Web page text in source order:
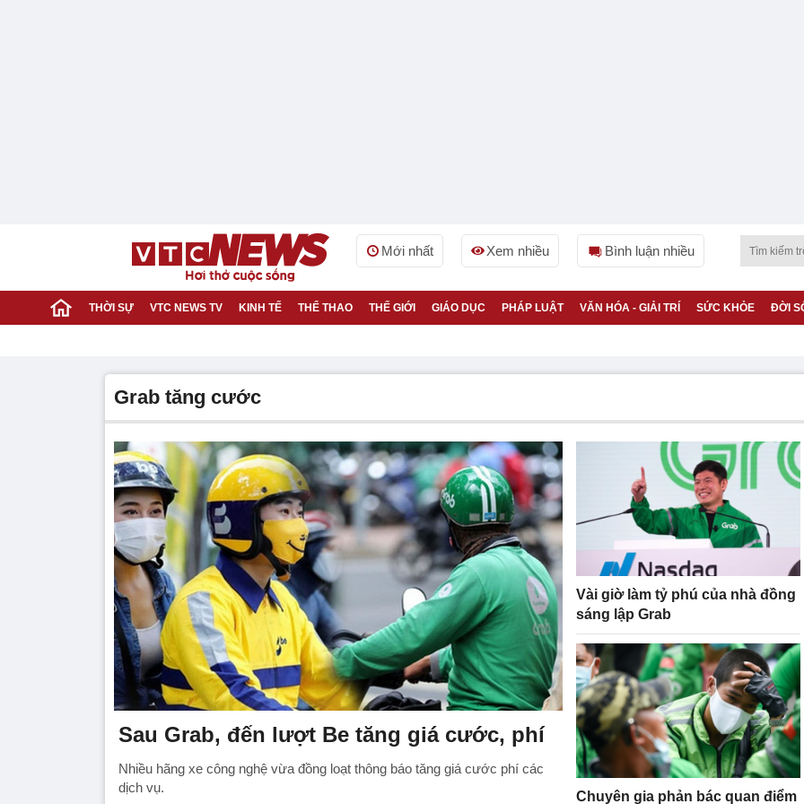
Mới nhất Xem nhiều Bình luận nhiều
THỜI SỰ VTC NEWS TV KINH TẾ THỂ THAO THẾ GIỚI GIÁO DỤC PHÁP LUẬT VĂN HÓA - GIẢI TRÍ SỨC KHỎE ĐỜI
Grab tăng cước
Sau Grab, đến lượt Be tăng giá cước, phí
Nhiều hãng xe công nghệ vừa đồng loạt thông báo tăng giá cước phí các
dịch vụ.
Vài giờ làm tỷ phú của nhà đồng
sáng lập Grab
Chuyên gia phản bác quan điểm